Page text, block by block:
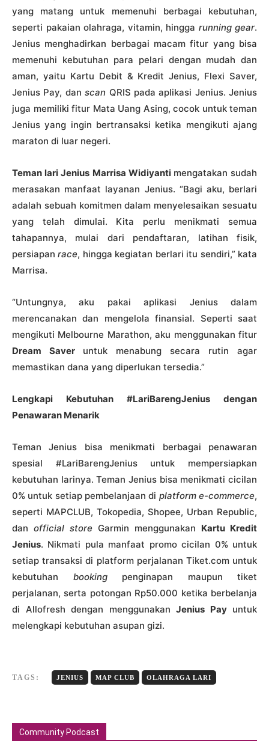
yang matang untuk memenuhi berbagai kebutuhan,
seperti pakaian olahraga, vitamin, hingga running gear.
Jenius menghadirkan berbagai macam fitur yang bisa
memenuhi kebutuhan para pelari dengan mudah dan
aman, yaitu Kartu Debit & Kredit Jenius, Flexi Saver,
Jenius Pay, danscan QRIS pada aplikasi Jenius. Jenius
juga memiliki fitur Mata Uang Asing, cocok untuk teman
Jenius yang ingin bertransaksi ketika mengikuti ajang
maraton di luar negeri.
Teman lari Jenius Marrisa Widiyanti mengatakan sudah
merasakan manfaat layanan Jenius. “Bagi aku, berlari
adalah sebuah komitmen dalam menyelesaikan sesuatu
yang telah dimulai. Kita perlu menikmati semua
tahapannya, mulai dari pendaftaran, latihan fisik,
persiapanrace, hingga kegiatan berlari itu sendiri,” kata
Marrisa.
“Untungnya, aku pakai aplikasi Jenius dalam
merencanakan dan mengelola finansial. Seperti saat
mengikuti Melbourne Marathon, aku menggunakan fitur
Dream Saver untuk menabung secara rutin agar
memastikan dana yang diperlukan tersedia.”
Lengkapi Kebutuhan #LariBarengJenius dengan
Penawaran Menarik
Teman Jenius bisa menikmati berbagai penawaran
spesial #LariBarengJenius untuk mempersiapkan
kebutuhan larinya. Teman Jenius bisa menikmati cicilan
0% untuk setiap pembelanjaan di platform e-commerce,
seperti MAPCLUB, Tokopedia, Shopee, Urban Republic,
dan official store Garmin menggunakan Kartu Kredit
Jenius. Nikmati pula manfaat promo cicilan 0% untuk
setiap transaksi di platform perjalanan Tiket.com untuk
kebutuhan bookingpenginapan maupun tiket
perjalanan, serta potongan Rp50.000 ketika berbelanja
di Allofresh dengan menggunakan Jenius Payuntuk
melengkapi kebutuhan asupan gizi.
TAGS: JENIUS MAP CLUB OLAHRAGA LARI
Community Podcast